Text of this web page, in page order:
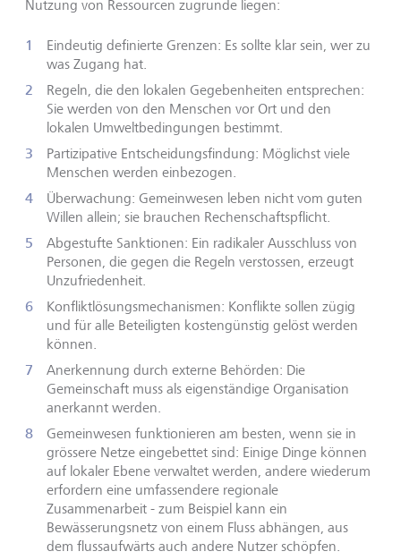
Nutzung von Ressourcen zugrunde liegen:
Eindeutig definierte Grenzen: Es sollte klar sein, wer zu
was Zugang hat.
Regeln, die den lokalen Gegebenheiten entsprechen:
Sie werden von den Menschen vor Ort und den
lokalen Umweltbedingungen bestimmt.
Partizipative Entscheidungsfindung: Möglichst viele
Menschen werden einbezogen.
Überwachung: Gemeinwesen leben nicht vom guten
Willen allein; sie brauchen Rechenschaftspflicht.
Abgestufte Sanktionen: Ein radikaler Ausschluss von
Personen, die gegen die Regeln verstossen, erzeugt
Unzufriedenheit.
Konfliktlösungsmechanismen: Konflikte sollen zügig
und für alle Beteiligten kostengünstig gelöst werden
können.
Anerkennung durch externe Behörden: Die
Gemeinschaft muss als eigenständige Organisation
anerkannt werden.
Gemeinwesen funktionieren am besten, wenn sie in
grössere Netze eingebettet sind: Einige Dinge können
auf lokaler Ebene verwaltet werden, andere wiederum
erfordern eine umfassendere regionale
Zusammenarbeit - zum Beispiel kann ein
Bewässerungsnetz von einem Fluss abhängen, aus
dem flussaufwärts auch andere Nutzer schöpfen.